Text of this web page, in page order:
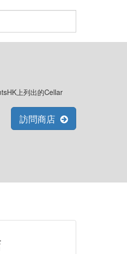
上列出的Cellar
訪問商店